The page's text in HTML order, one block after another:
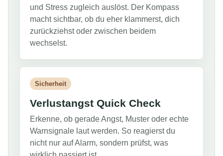
und Stress zugleich auslöst. Der Kompass
macht sichtbar, ob du eher klammerst, dich
zurückziehst oder zwischen beidem
wechselst.
Sicherheit
Verlustangst Quick Check
Erkenne, ob gerade Angst, Muster oder echte
Warnsignale laut werden. So reagierst du
nicht nur auf Alarm, sondern prüfst, was